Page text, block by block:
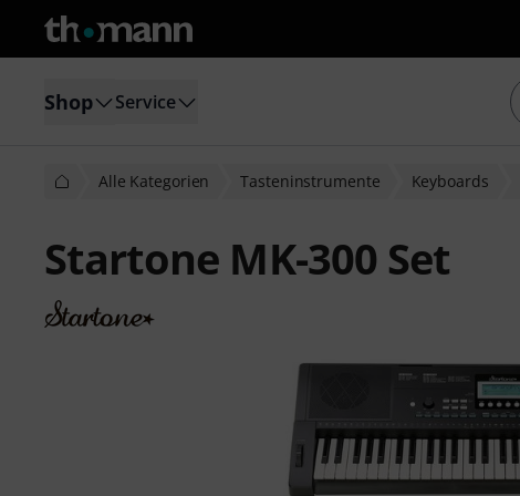
Shop Service
Alle Kategorien Tasteninstrumente Keyboards
Startone MK-300 Set